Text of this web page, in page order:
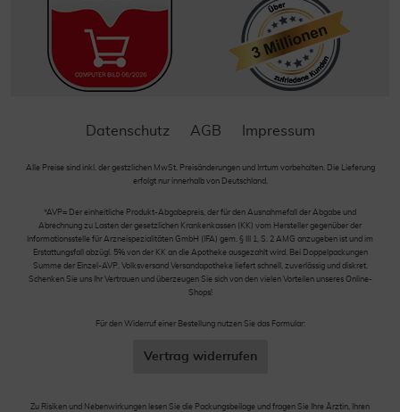
Datenschutz AGB Impressum
Alle Preise sind inkl. der gestzlichen MwSt. Preisänderungen und Irrtum vorbehalten. Die Lieferung
erfolgt nur innerhalb von Deutschland.
*AVP= Der einheitliche Produkt-Abgabepreis, der für den Ausnahmefall der Abgabe und
Abrechnung zu Lasten der gesetzlichen Krankenkassen (KK) vom Hersteller gegenüber der
Informationsstelle für Arzneispezialitäten GmbH (IFA) gem. § III 1, S. 2 AMG anzugeben ist und im
Erstattungsfall abzügl. 5% von der KK an die Apotheke ausgezahlt wird. Bei Doppelpackungen
Summe der Einzel-AVP. Volksversand Versandapotheke liefert schnell, zuverlässig und diskret.
Schenken Sie uns Ihr Vertrauen und überzeugen Sie sich von den vielen Vorteilen unseres Online-
Shops!
Für den Widerruf einer Bestellung nutzen Sie das Formular:
Vertrag widerrufen
Zu Risiken und Nebenwirkungen lesen Sie die Packungsbeilage und fragen Sie Ihre Ärztin, Ihren